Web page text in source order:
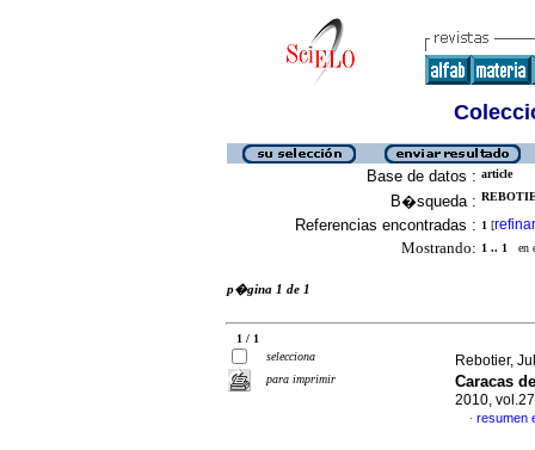
Base de datos : article
B�squeda :
Referencias encontradas : 1 [refinar
Mostrando: 1 .. 1 en
p�gina 1 de 1
1 / 1
selecciona
para imprimir
Rebotier,
Caracas
2010,
· resumen